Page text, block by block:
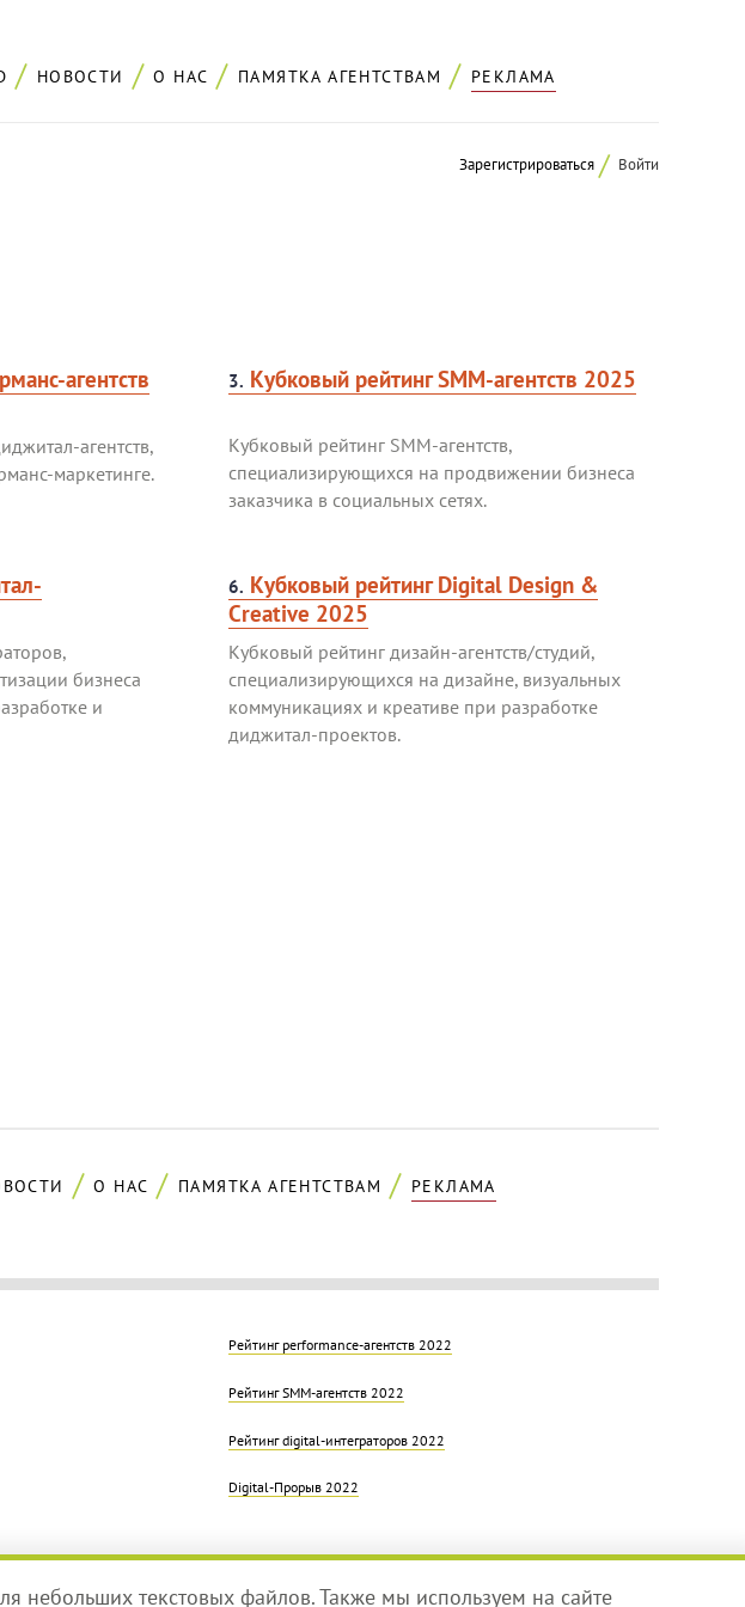
НОВОСТИ О НАС ПАМЯТКА АГЕНТСТВАМ РЕКЛАМА
Зарегистрироваться Войти
агентств
агентств,
маркетинге.
3. Кубковый рейтинг SMM-агентств 2025
Кубковый рейтинг SMM-агентств,
специализирующихся на продвижении бизнеса
заказчика в социальных сетях.
бизнеса
и
6. Кубковый рейтинг Digital Design &
Creative 2025
Кубковый рейтинг дизайн-агентств/студий,
специализирующихся на дизайне, визуальных
коммуникациях и креативе при разработке
диджитал-проектов.
О НАС ПАМЯТКА АГЕНТСТВАМ РЕКЛАМА
Рейтинг performance-агентств 2022
Рейтинг SMM-агентств 2022
Рейтинг digital-интеграторов 2022
Digital-Прорыв 2022
небольших текстовых файлов. Также мы используем на сайте